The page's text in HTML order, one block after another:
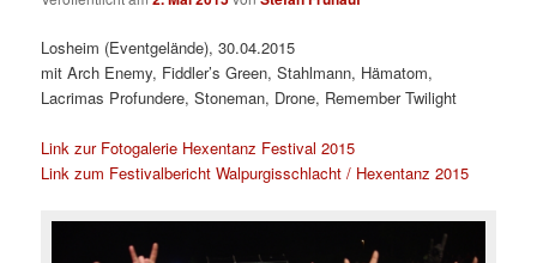
Losheim (Eventgelände), 30.04.2015
mit Arch Enemy, Fiddler’s Green, Stahlmann, Hämatom,
Lacrimas Profundere, Stoneman, Drone, Remember Twilight
Link zur Fotogalerie Hexentanz Festival 2015
Link zum Festivalbericht Walpurgisschlacht / Hexentanz 2015